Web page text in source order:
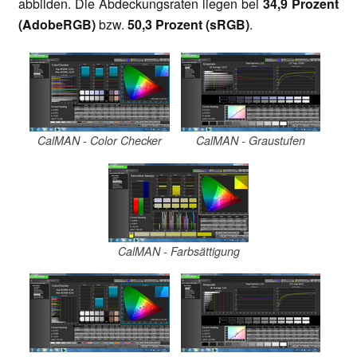
(AdobeRGB)bzw. 50,3 Prozent (sRGB).
CalMAN - Color Checker CalMAN - Graustufen
CalMAN - Farbsättigung